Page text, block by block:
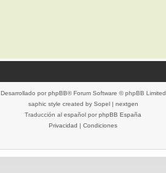
Desarrollado por phpBB® Forum Software © phpBB Limited
saphic style created by Sopel| nextgen
Traducción al español por phpBB España
Privacidad | Condiciones